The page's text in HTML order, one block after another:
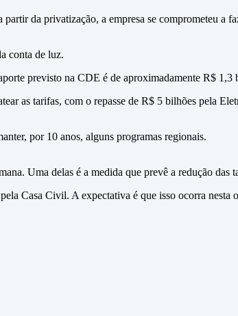
da privatização, a empresa se comprometeu a
conta de luz.
previsto na CDE é de aproximadamente R$ 1,3
as tarifas, com o repasse de R$ 5 bilhões pela
por 10 anos, alguns programas regionais.
Uma delas é a medida que prevê a redução das
Casa Civil. A expectativa é que isso ocorra nesta